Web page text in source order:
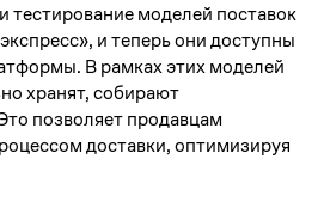
тестирование моделей поставок
и теперь они доступны
В рамках этих моделей
хранят, собирают
позволяет продавцам
доставки, оптимизируя